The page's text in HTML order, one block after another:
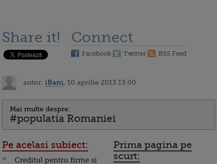
Share it! Connect
Facebook Twitter RSS Feed
autor: iBani , 10 aprilie 2013 13:00
Mai multe despre:
#populatia Romaniei
Pe acelasi subiect:
Creditul pentru firme si
Prima pagina pe
scurt: